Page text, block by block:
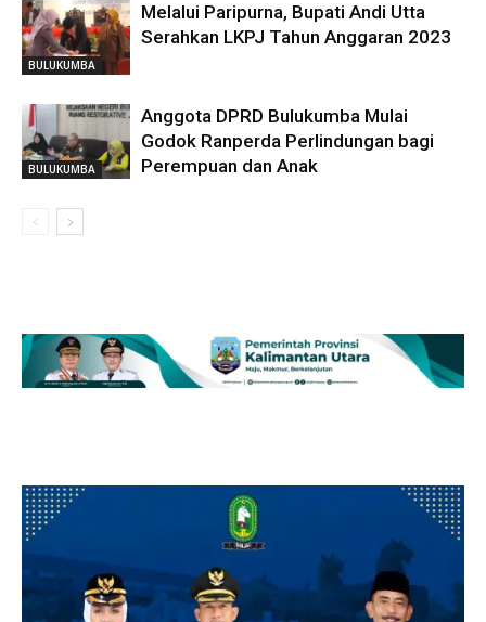
BULUKUMBA
Melalui Paripurna, Bupati Andi Utta
Serahkan LKPJ Tahun Anggaran 2023
BULUKUMBA
Anggota DPRD Bulukumba Mulai
Godok Ranperda Perlindungan bagi
Perempuan dan Anak